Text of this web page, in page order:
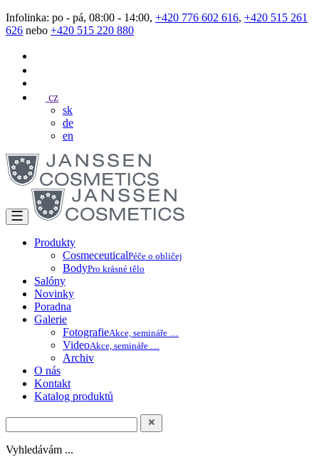
Infolinka: po - pá, 08:00 - 14:00, +420 776 602 616, +420 515 261
626 nebo +420 515 220 880
cz
sk
de
en
Produkty
CosmeceuticalPéče o obličej
BodyPro krásné tělo
Salóny
Novinky
Poradna
Galerie
FotografieAkce, semináře …
VideoAkce, semináře …
Archiv
O nás
Kontakt
Katalog produktů
Vyhledávám ...